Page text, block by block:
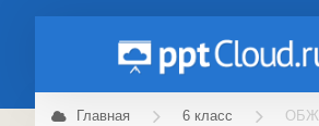
Главная 6 класс ОБЖ